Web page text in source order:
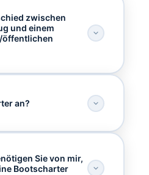
zwischen
und einem
öffentlichen
an?
Sie von mir,
Bootscharter